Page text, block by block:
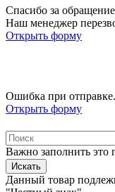
Спасибо за
Наш менеджер
Открыть форму
Ошибка при
Открыть форму
Важно заполнить это
Искать
Данный товар